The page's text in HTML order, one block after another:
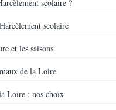
scolaire ?
scolaire
et les saisons
de la Loire
Loire : nos choix